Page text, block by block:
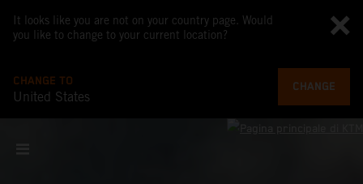
It looks like you are not on your country page. Would
you like to change to your current location?
CHANGE TO
United States
CHANGE